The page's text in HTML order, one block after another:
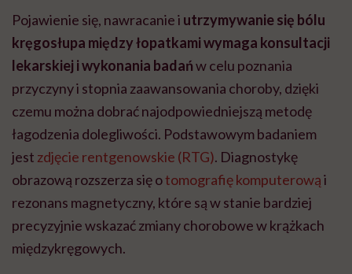
Pojawienie się, nawracanie i utrzymywanie się bólu
kręgosłupa między łopatkamiwymaga konsultacji
lekarskiej i wykonania badańw celu poznania
przyczyny i stopnia zaawansowania choroby, dzięki
czemu można dobrać najodpowiedniejszą metodę
łagodzenia dolegliwości. Podstawowym badaniem
jest zdjęcie rentgenowskie (RTG). Diagnostykę
obrazową rozszerza się otomografię komputerowąi
rezonans magnetyczny, które są w stanie bardziej
precyzyjnie wskazać zmiany chorobowe w krążkach
międzykręgowych.